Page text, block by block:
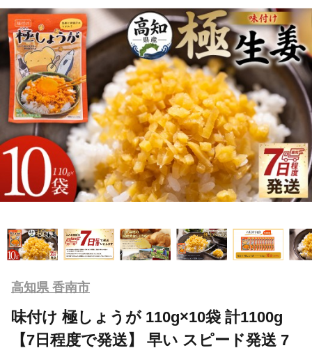
高知県 香南市
味付け 極しょうが 110g×10袋 計1100g
【7日程度で発送】 早い スピード発送 7